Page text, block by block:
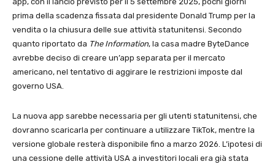
prima della scadenza fissata dal presidente Donald Trump per la
vendita o la chiusura delle sue attività statunitensi. Secondo
quanto riportato da The Information, la casa madre ByteDance
avrebbe deciso di creare un’app separata per il mercato
americano, nel tentativo di aggirare le restrizioni imposte dal
governo USA.
La nuova app sarebbe necessaria per gli utenti statunitensi, che
dovranno scaricarla per continuare a utilizzare TikTok, mentre la
versione globale resterà disponibile fino a marzo 2026. L’ipotesi di
una cessione delle attività USA a investitori locali era già stata